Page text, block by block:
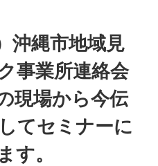
沖縄市地域見
事業所連絡会
現場から今伝
てセミナーに
す。